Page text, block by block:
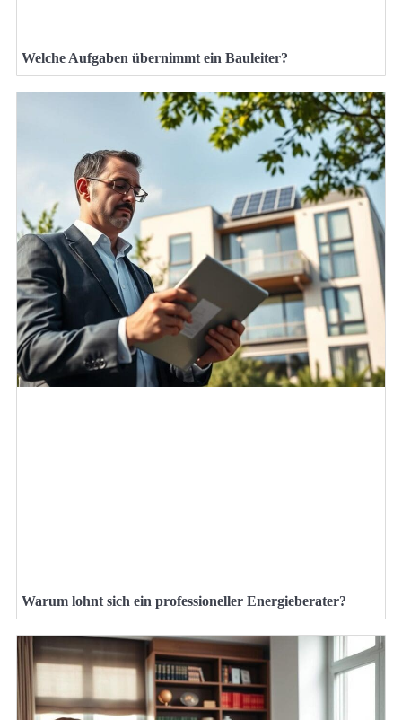
Welche Aufgaben übernimmt ein Bauleiter?
Warum lohnt sich ein professioneller Energieberater?